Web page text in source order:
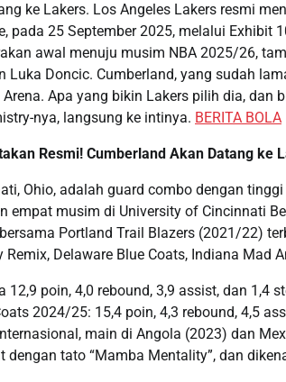
ke Lakers. Los Angeles Lakers resmi
pada 25 September 2025, melalui Exhibit
awal menuju musim NBA 2025/26,
Doncic. Cumberland, yang sudah
Apa yang bikin Lakers pilih dia, dan
nya, langsung ke intinya. BERITA BOLA
Resmi! Cumberland Akan Datang ke
Ohio, adalah guard combo dengan
empat musim di University of Cincinnati
Portland Trail Blazers (2021/22)
Delaware Blue Coats, Indiana Mad
poin, 4,0 rebound, 3,9 assist, dan 1,4
2024/25: 15,4 poin, 4,3 rebound, 4,5
main di Angola (2023) dan
dengan tato “Mamba Mentality”, dan